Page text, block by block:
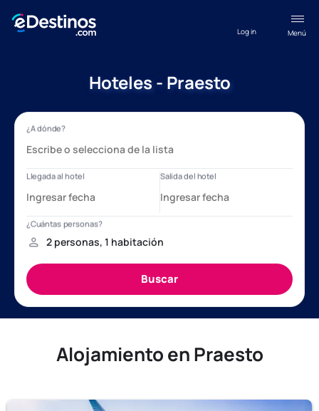
Menú
Log in
Hoteles - Praesto
Alojamiento en Praesto